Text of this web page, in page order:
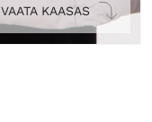
VAATA KAASAS